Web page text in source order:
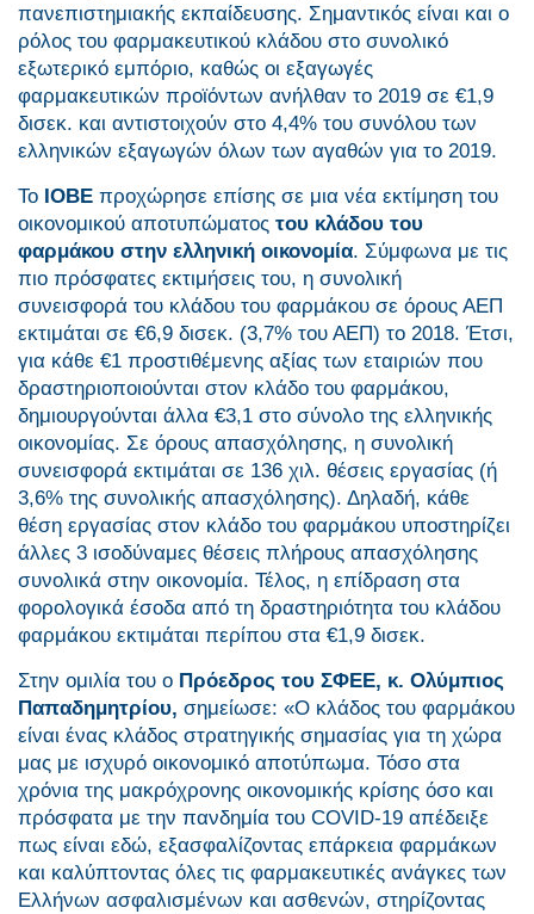
πανεπιστημιακής εκπαίδευσης. Σημαντικός είναι και ο
ρόλος του φαρμακευτικού κλάδου στο συνολικό
εξωτερικό εμπόριο, καθώς οι εξαγωγές
φαρμακευτικών προϊόντων ανήλθαν το 2019 σε €1,9
δισεκ. και αντιστοιχούν στο 4,4% του συνόλου των
ελληνικών εξαγωγών όλων των αγαθών για το 2019.
Το ΙΟΒΕ προχώρησε επίσης σε μια νέα εκτίμηση του
οικονομικού αποτυπώματος του κλάδου του
φαρμάκου στην ελληνική οικονομία. Σύμφωνα με τις
πιο πρόσφατες εκτιμήσεις του, η συνολική
συνεισφορά του κλάδου του φαρμάκου σε όρους ΑΕΠ
εκτιμάται σε €6,9 δισεκ. (3,7% του ΑΕΠ) το 2018. Έτσι,
για κάθε €1 προστιθέμενης αξίας των εταιριών που
δραστηριοποιούνται στον κλάδο του φαρμάκου,
δημιουργούνται άλλα €3,1 στο σύνολο της ελληνικής
οικονομίας. Σε όρους απασχόλησης, η συνολική
συνεισφορά εκτιμάται σε 136 χιλ. θέσεις εργασίας (ή
3,6% της συνολικής απασχόλησης). Δηλαδή, κάθε
θέση εργασίας στον κλάδο του φαρμάκου υποστηρίζει
άλλες 3 ισοδύναμες θέσεις πλήρους απασχόλησης
συνολικά στην οικονομία. Τέλος, η επίδραση στα
φορολογικά έσοδα από τη δραστηριότητα του κλάδου
φαρμάκου εκτιμάται περίπου στα €1,9 δισεκ.
Στην ομιλία του ο Πρόεδρος του ΣΦΕΕ, κ. Ολύμπιος
Παπαδημητρίου, σημείωσε: «Ο κλάδος του φαρμάκου
είναι ένας κλάδος στρατηγικής σημασίας για τη χώρα
μας με ισχυρό οικονομικό αποτύπωμα. Τόσο στα
χρόνια της μακρόχρονης οικονομικής κρίσης όσο και
πρόσφατα με την πανδημία του COVID-19 απέδειξε
πως είναι εδώ, εξασφαλίζοντας επάρκεια φαρμάκων
και καλύπτοντας όλες τις φαρμακευτικές ανάγκες των
Ελλήνων ασφαλισμένων και ασθενών, στηρίζοντας